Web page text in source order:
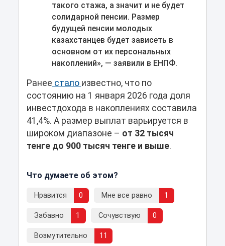
такого стажа, а значит и не будет
солидарной пенсии. Размер
будущей пенсии молодых
казахстанцев будет зависеть в
основном от их персональных
накоплений», — заявили в ЕНПФ.
Ранее стало известно, что по
состоянию на 1 января 2026 года доля
инвестдохода в накоплениях составила
41,4%. А размер выплат варьируется в
широком диапазоне – от 32 тысяч
тенге до 900 тысяч тенге и выше.
Что думаете об этом?
Нравится 0 Мне все равно 1
Забавно 1 Сочувствую 0
Возмутительно 11